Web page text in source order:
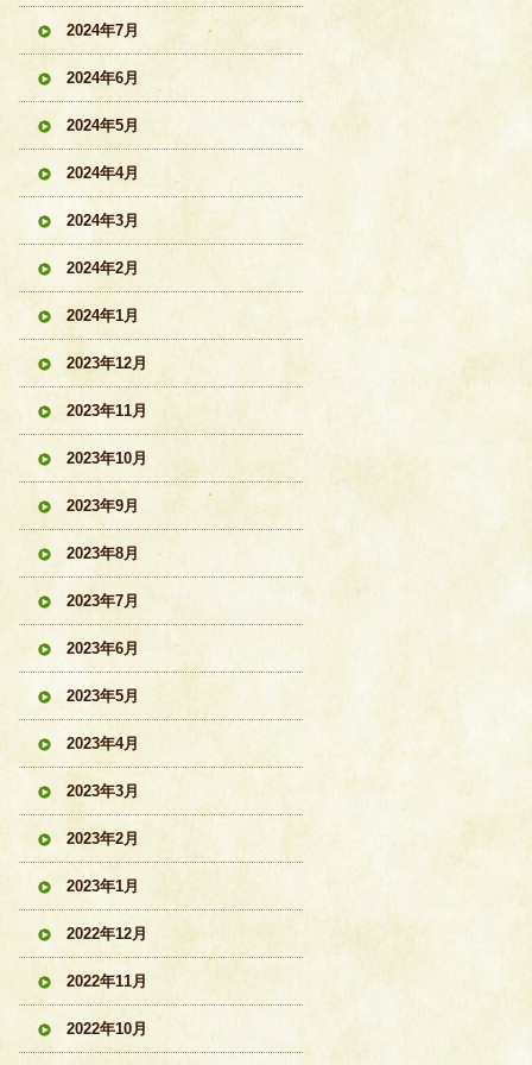
2024年7月
2024年6月
2024年5月
2024年4月
2024年3月
2024年2月
2024年1月
2023年12月
2023年11月
2023年10月
2023年9月
2023年8月
2023年7月
2023年6月
2023年5月
2023年4月
2023年3月
2023年2月
2023年1月
2022年12月
2022年11月
2022年10月